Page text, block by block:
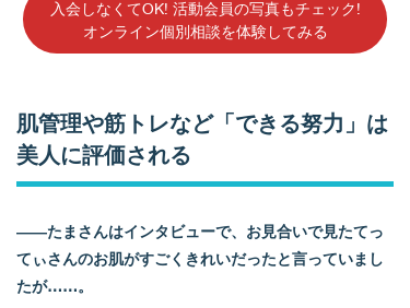
入会しなくてOK! 活動会員の写真もチェック!
オンライン個別相談を体験してみる
肌管理や筋トレなど「できる努力」は
美人に評価される
――たまさんはインタビューで、お見合いで見たてっ
てぃさんのお肌がすごくきれいだったと言っていまし
たが……。